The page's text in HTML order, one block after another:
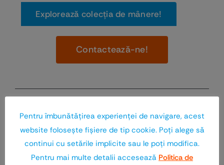
Explorează colecţia de mânere!
Contactează-ne!
Ţi-a plăcut? Distribuie!
Pentru îmbunătăţirea experienţei de navigare, acest
website foloseşte fişiere de tip cookie. Poţi alege să
continui cu setările implicite sau le poţi modifica.
Pentru mai multe detalii accesează Politica de